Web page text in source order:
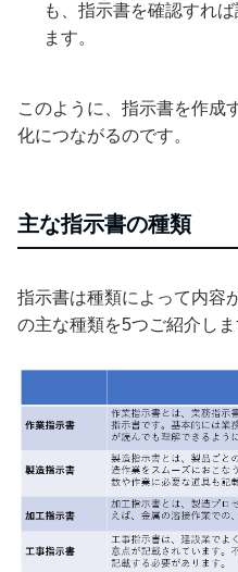
も、指示書を確認すれ
ます。
このように、指示書を作成
化につながるのです。
主な指示書の種類
指示書は種類によって内容
の主な種類を5つご紹介しま